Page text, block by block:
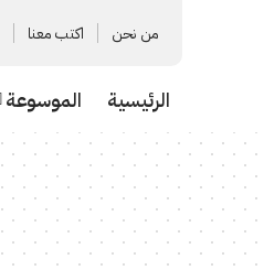
من نحن اكتب معنا
الرئيسية الموسوعة